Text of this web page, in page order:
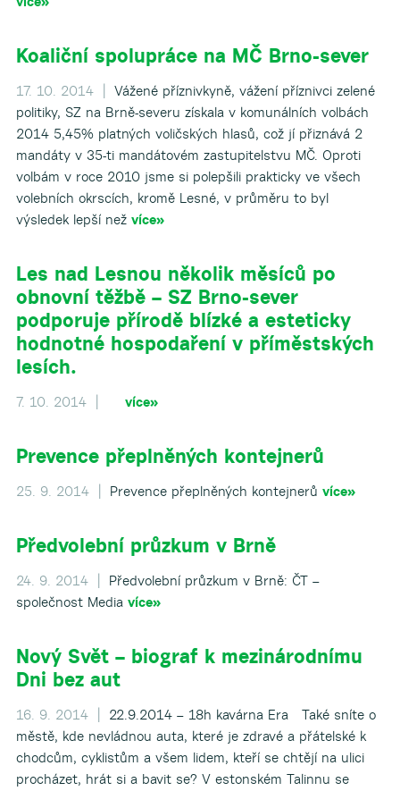
Koaliční spolupráce na MČ Brno-sever
17. 10. 2014 |
Vážené příznivkyně, vážení příznivci zelené
politiky, SZ na Brně-severu získala v komunálních volbách
2014 5,45% platných voličských hlasů, což jí přiznává 2
mandáty v 35-ti mandátovém zastupitelstvu MČ. Oproti
volbám v roce 2010 jsme si polepšili prakticky ve všech
volebních okrscích, kromě Lesné, v průměru to byl
výsledek lepší než více»
Les nad Lesnou několik měsíců po
obnovní těžbě – SZ Brno-sever
podporuje přírodě blízké a esteticky
hodnotné hospodaření v příměstských
lesích.
7. 10. 2014 | více»
Prevence přeplněných kontejnerů
25. 9. 2014 | Prevence přeplněných kontejnerů více»
Předvolební průzkum v Brně
24. 9. 2014 |
Předvolební průzkum v Brně: ČT –
společnost Media více»
Nový Svět – biograf k mezinárodnímu
Dni bez aut
16. 9. 2014 |
22.9.2014 – 18h kavárna Era Také sníte o
městě, kde nevládnou auta, které je zdravé a přátelské k
chodcům, cyklistům a všem lidem, kteří se chtějí na ulici
procházet, hrát si a bavit se? V estonském Talinnu se